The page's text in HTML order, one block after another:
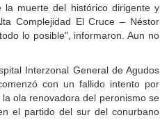
la muerte del histórico dirigente y
Complejidad El Cruce – Néstor
lo posible", informaron. Aun no
Interzonal General de Agudos
con un fallido intento por
ola renovadora del peronismo se
el partido del sur del conurbano